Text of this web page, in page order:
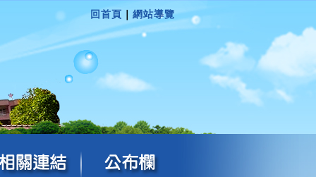
回首頁 網站導覽